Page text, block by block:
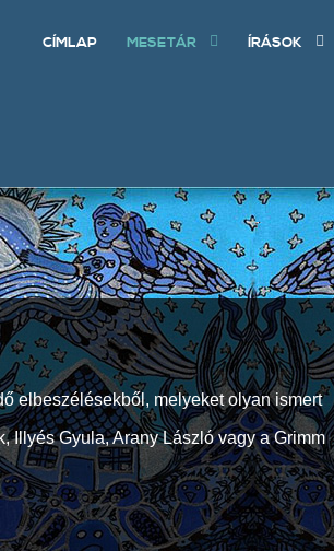
CÍMLAP MESETÁR ÍRÁSOK
elbeszélésekből, melyeket olyan ismert
Illyés Gyula, Arany László vagy a Grimm